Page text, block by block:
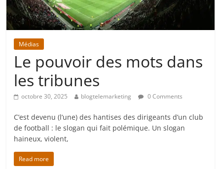
Médias
Le pouvoir des mots dans
les tribunes
octobre 30, 2025 blogtelemarketing 0 Comments
C’est devenu (l’une) des hantises des dirigeants d’un club
de football : le slogan qui fait polémique. Un slogan
haineux, violent,
Read more